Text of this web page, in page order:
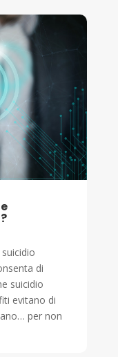
di
suicidio
evitano di
per non